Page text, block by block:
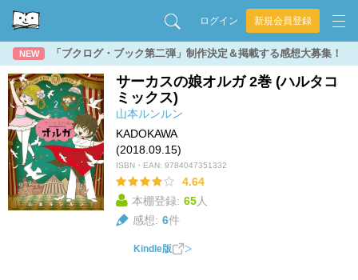
ログイン 新規会員登録
NEW 「ブクログ・ブック第二弾」制作決定＆掲載する感想大募集！
サーカスの娘オルガ 2巻 (ハルタコ
ミックス)
山本ルンルン
KADOKAWA
(2018.09.15)
ISBN・EAN: 9784047351332
4.64
本棚登録: 65人
感想: 6件
Kindle版